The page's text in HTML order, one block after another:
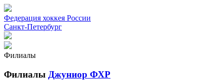
Федерация хоккея России
Санкт-Петербург
Филиалы
Филиалы Джуниор ФХР